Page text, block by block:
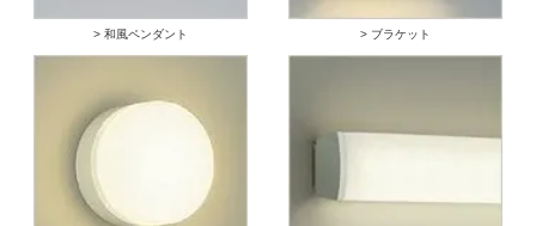
> 和風ペンダント > ブラケット